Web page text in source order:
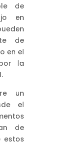
de
en
de
en el
la
un
el
de
estos